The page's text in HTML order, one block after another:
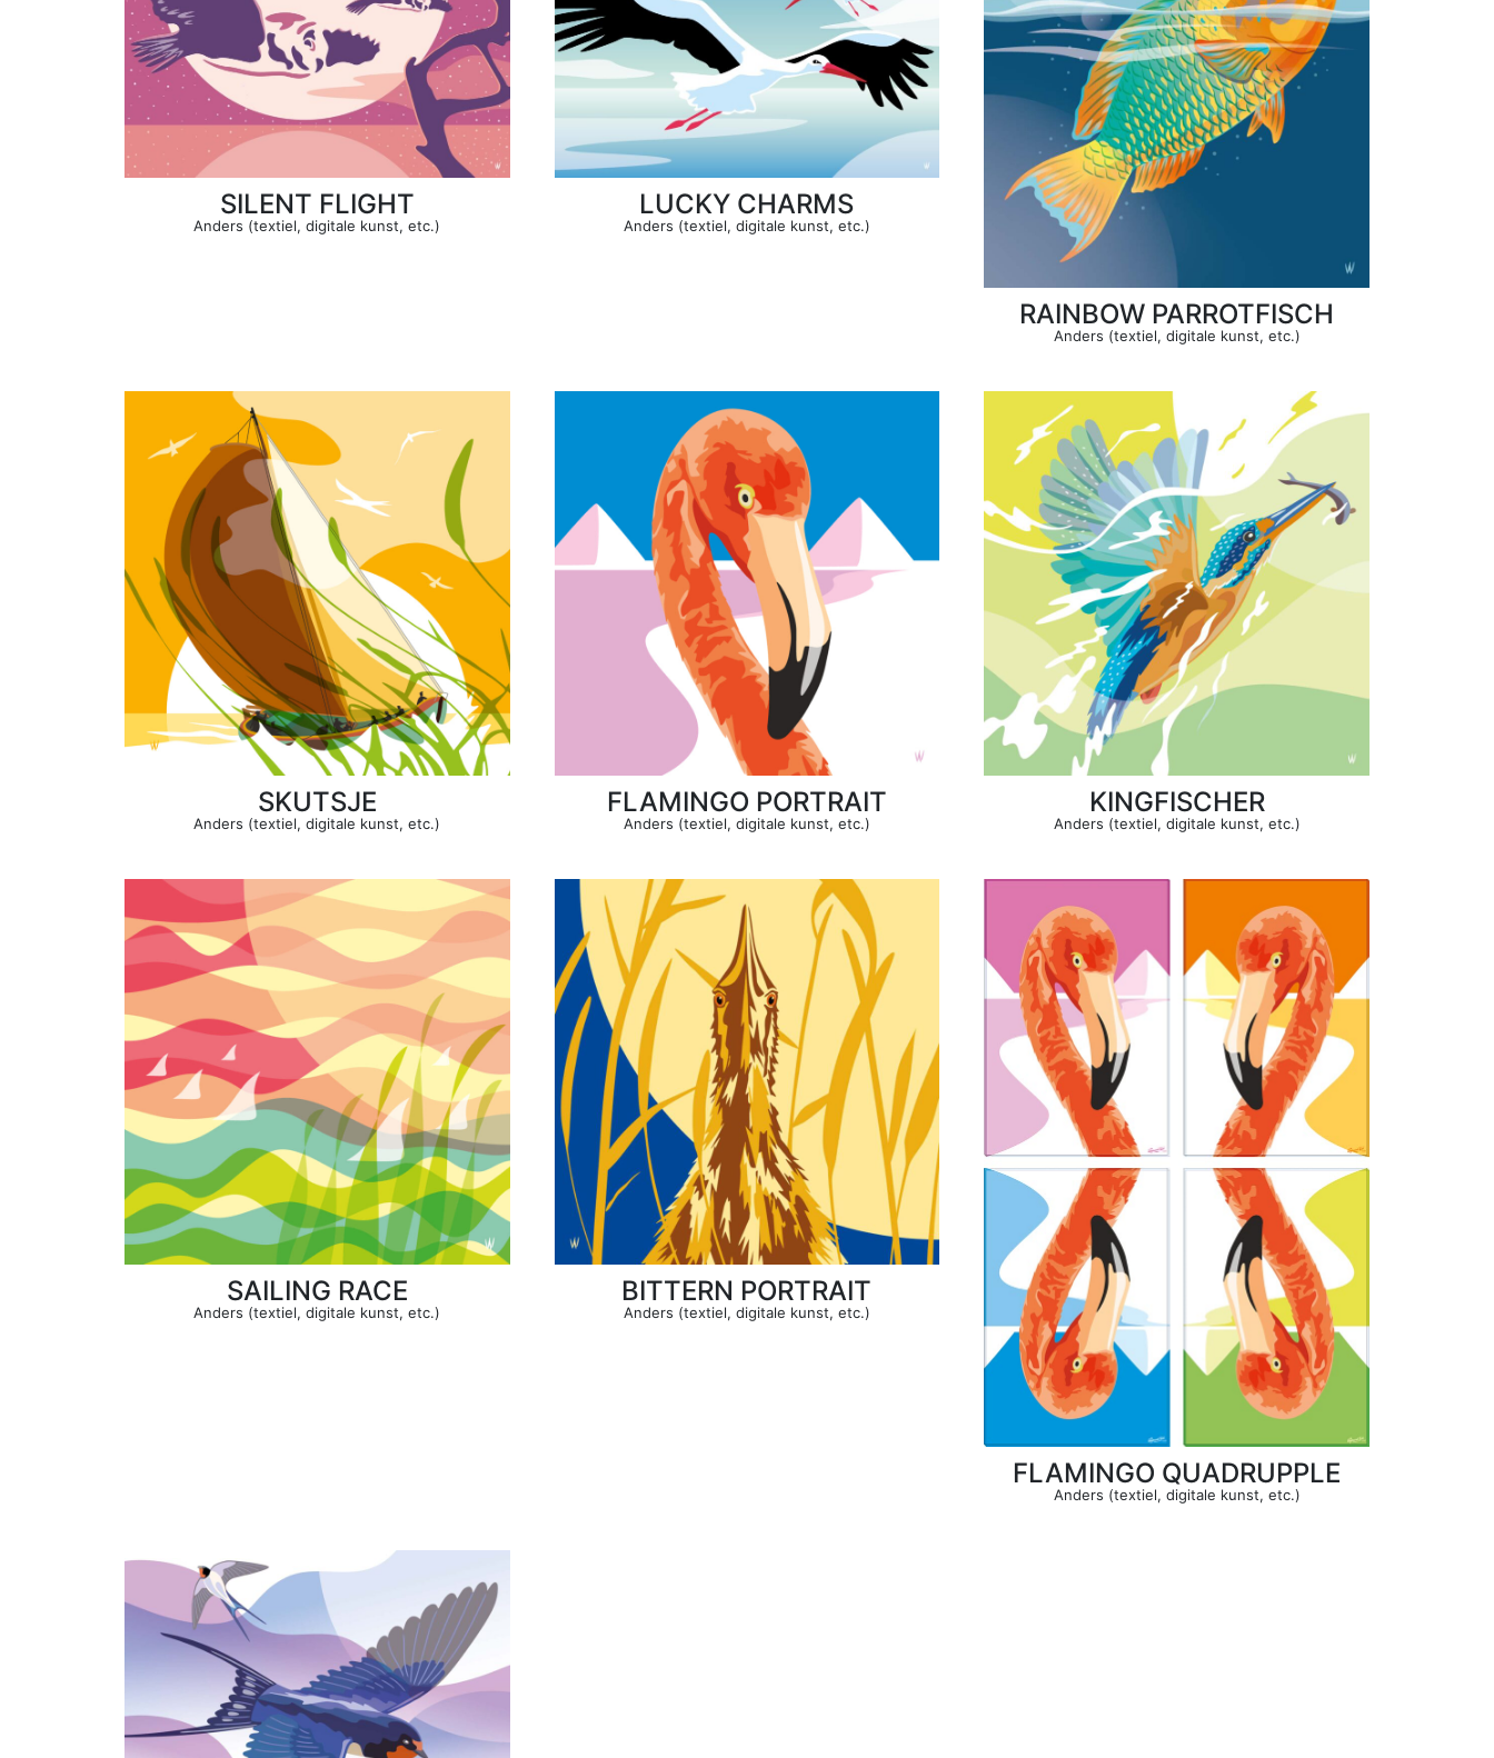
SILENT FLIGHT
Anders (textiel, digitale kunst, etc.)
LUCKY CHARMS
Anders (textiel, digitale kunst, etc.)
RAINBOW PARROTFISCH
Anders (textiel, digitale kunst, etc.)
SKUTSJE
Anders (textiel, digitale kunst, etc.)
FLAMINGO PORTRAIT
Anders (textiel, digitale kunst, etc.)
KINGFISCHER
Anders (textiel, digitale kunst, etc.)
SAILING RACE
Anders (textiel, digitale kunst, etc.)
BITTERN PORTRAIT
Anders (textiel, digitale kunst, etc.)
FLAMINGO QUADRUPPLE
Anders (textiel, digitale kunst, etc.)